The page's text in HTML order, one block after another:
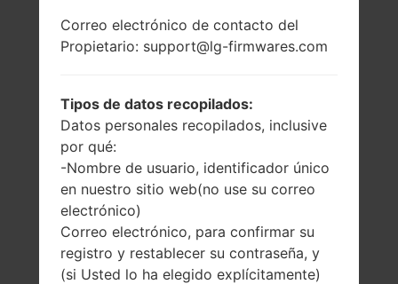
OTHERS
2.4 pulgadas
(~35.8% relación
pantalla-cuerpo)
240 x 320 píxeles
(~167 densidad de
píxeles por
pulgada)
Correo electrónico de contacto del
Propietario: support@lg-firmwares.com
Tipos de datos recopilados:
Datos personales recopilados, inclusive
por qué:
-Nombre de usuario, identificador único
en nuestro sitio web(no use su correo
electrónico)
Correo electrónico, para confirmar su
registro y restablecer su contraseña, y
(si Usted lo ha elegido explícitamente)